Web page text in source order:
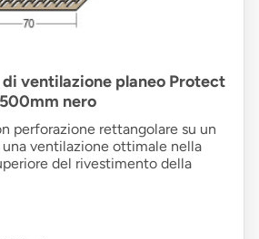
ventilazione planeo Protect
nero
perforazione rettangolare su un
ventilazione ottimale nella
del rivestimento della